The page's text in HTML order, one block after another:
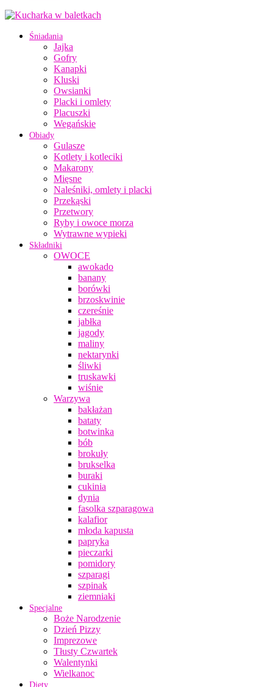
Śniadania
Jajka
Gofry
Kanapki
Kluski
Owsianki
Placki i omlety
Placuszki
Wegańskie
Obiady
Gulasze
Kotlety i kotleciki
Makarony
Mięsne
Naleśniki, omlety i placki
Przekąski
Przetwory
Ryby i owoce morza
Wytrawne wypieki
Składniki
OWOCE
awokado
banany
borówki
brzoskwinie
czereśnie
jabłka
jagody
maliny
nektarynki
śliwki
truskawki
wiśnie
Warzywa
bakłażan
bataty
botwinka
bób
brokuły
brukselka
buraki
cukinia
dynia
fasolka szparagowa
kalafior
młoda kapusta
papryka
pieczarki
pomidory
szparagi
szpinak
ziemniaki
Specjalne
Boże Narodzenie
Dzień Pizzy
Imprezowe
Tłusty Czwartek
Walentynki
Wielkanoc
Diety